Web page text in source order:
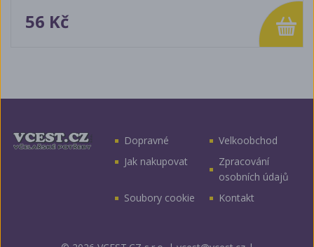
56 Kč
Dopravné
Velkoobchod
Jak nakupovat
Zpracování
osobních údajů
Soubory cookie
Kontakt